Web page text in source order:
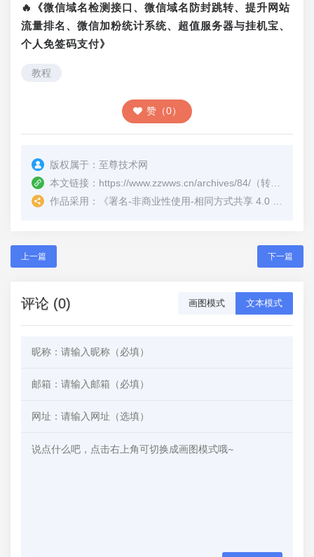
🔥《微信域名检测接口、微信域名防封跳转、提升网站
流量排名、微信加粉统计系统、超值服务器与挂机宝、
个人免签码支付》
教程
赞（0）
版权属于： 至尊技术网
本文链接： https://www.zzwws.cn/archives/84/ （转载时请注明本文出处及文章链接）
作品采用：
《署名-非商业性使用-相同方式共享 4.0 国际 (CC BY-NC-SA 4.0)
上一篇 下一篇
评论 (0) 画图模式 文本模式